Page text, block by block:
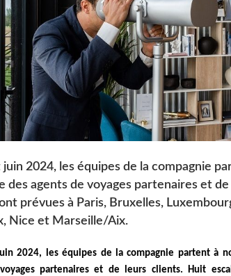
juin 2024, les équipes de la compagnie
des agents de voyages partenaires et
prévues à Paris, Bruxelles,
Nice et Marseille/Aix.
2024, les équipes de la compagnie partent à
partenaires et de leurs clients. Huit